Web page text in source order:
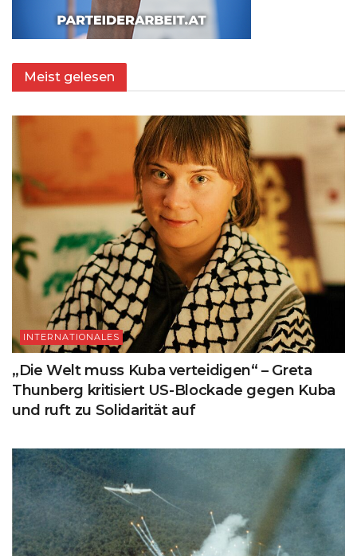
Meist gelesen
INTERNATIONALES
„Die Welt muss Kuba verteidigen“ – Greta
Thunberg kritisiert US-Blockade gegen Kuba
und ruft zu Solidarität auf